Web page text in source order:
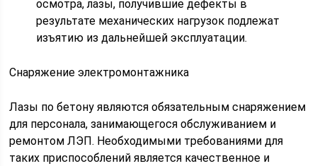
осмотра, лазы, получившие дефекты в
результате механических нагрузок подлежат
изъятию из дальнейшей эксплуатации.
Снаряжение электромонтажника
Лазы по бетону являются обязательным снаряжением
для персонала, занимающегося обслуживанием и
ремонтом ЛЭП. Необходимыми требованиями для
таких приспособлений является качественное и